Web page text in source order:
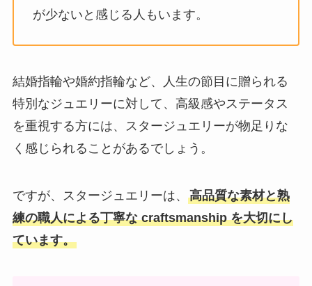
が少ないと感じる人もいます。
結婚指輪や婚約指輪など、人生の節目に贈られる
特別なジュエリーに対して、高級感やステータス
を重視する方には、スタージュエリーが物足りな
く感じられることがあるでしょう。
ですが、スタージュエリーは、 高品質な素材と熟
練の職人による丁寧な craftsmanship を大切にし
ています。